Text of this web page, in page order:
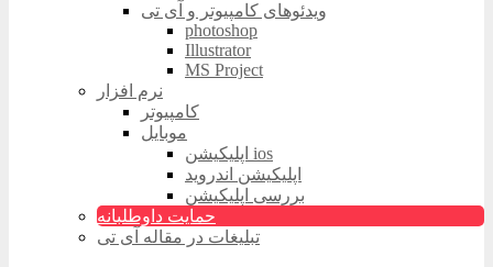
ویدئوهای کامپیوتر و آی تی
photoshop
Illustrator
MS Project
نرم افزار
کامپیوتر
موبایل
اپلیکیشن ios
اپلیکیشن اندروید
بررسی اپلیکیشن
حمایت داوطلبانه
تبلیغات در مقاله آی تی